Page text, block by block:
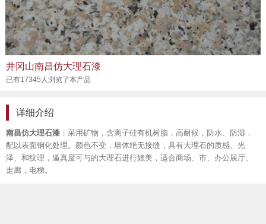
井冈山南昌仿大理石漆
已有17345人浏览了本产品
详细介绍
南昌仿大理石漆 ：采用矿物，含离子硅有机树脂，高耐候，防水、防湿，
配以表面钢化处理。颜色不变，墙体绝无接缝，具有大理石的质感、光
泽、和纹理，逼真度可与的大理石进行媲美，适合商场、市、办公展厅、
走廊，电梯。